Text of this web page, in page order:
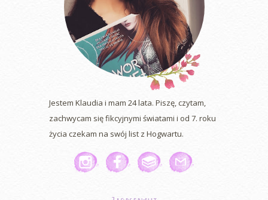
Jestem Klaudia i mam 24 lata. Piszę, czytam,
zachwycam się fikcyjnymi światami i od 7. roku
życia czekam na swój list z Hogwartu.